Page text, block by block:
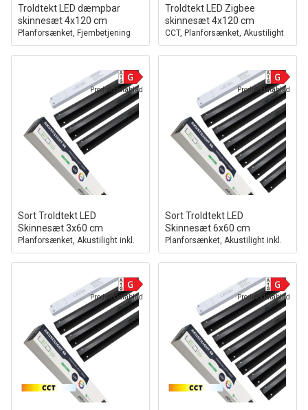
Troldtekt LED dæmpbar
skinnesæt 4x120 cm
Planforsænket, Fjernbetjening
dæmpbar, Akustilight inkl.
ledninger og driver
Troldtekt LED Zigbee
skinnesæt 4x120 cm
CCT, Planforsænket, Akustilight
inkl. ledninger og driver
Produktdatablad
Sort Troldtekt LED
Skinnesæt 3x60 cm
Planforsænket, Akustilight inkl.
ledninger og driver
Produktdatablad
Sort Troldtekt LED
Skinnesæt 6x60 cm
Planforsænket, Akustilight inkl.
ledninger og driver
Produktdatablad Produktdatablad